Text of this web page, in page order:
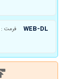
WEB-DL فرمت :